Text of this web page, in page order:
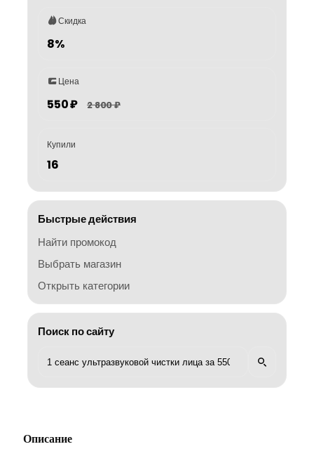
Скидка
8%
Цена
550 ₽ 2 800 ₽
Купили
16
Быстрые действия
Найти промокод
Выбрать магазин
Открыть категории
Поиск по сайту
Описание